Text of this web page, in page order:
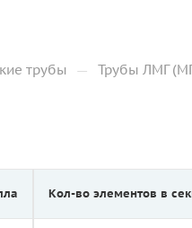
трубы — Трубы ЛМГ
Кол-во элементов в